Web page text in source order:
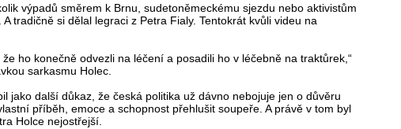
výpadů směrem k Brnu, sudetoněmeckému sjezdu nebo aktivistům
tradičně si dělal legraci z Petra Fialy. Tentokrát kvůli videu na
že ho konečně odvezli na léčení a posadili ho v léčebně na traktůrek,“
sarkasmu Holec.
jako další důkaz, že česká politika už dávno nebojuje jen o důvěru
příběh, emoce a schopnost přehlušit soupeře. A právě v tom byl
Holce nejostřejší.